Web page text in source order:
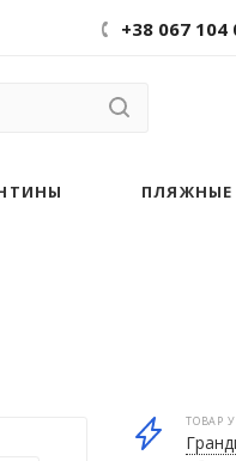
+38 067 104
ПЛЯЖНЫЕ
ТОВАР